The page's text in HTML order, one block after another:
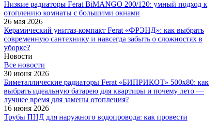
Низкие радиаторы Ferat BiMANGO 200/120: умный подход к
отоплению комнаты с большими окнами
26 мая 2026
Керамический унитаз-компакт Ferat «ФРЭНД»: как выбрать
современную сантехнику и навсегда забыть о сложностях в
уборке?
Новости
Все новости
30 июня 2026
Биметаллические радиаторы Ferat «БИПРИКОТ» 500x80: как
выбрать идеальную батарею для квартиры и почему лето —
лучшее время для замены отопления?
16 июня 2026
Трубы ПНД для наружного водопровода: как провести